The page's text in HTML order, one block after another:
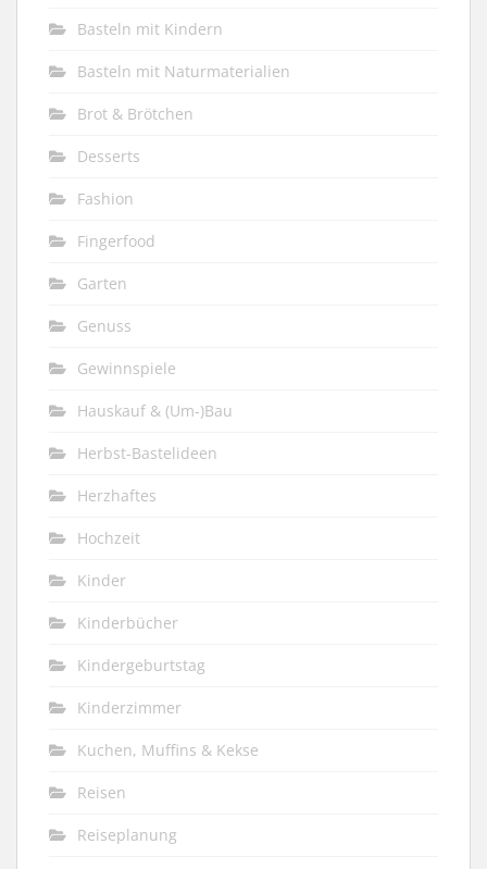
Basteln mit Kindern
Basteln mit Naturmaterialien
Brot & Brötchen
Desserts
Fashion
Fingerfood
Garten
Genuss
Gewinnspiele
Hauskauf & (Um-)Bau
Herbst-Bastelideen
Herzhaftes
Hochzeit
Kinder
Kinderbücher
Kindergeburtstag
Kinderzimmer
Kuchen, Muffins & Kekse
Reisen
Reiseplanung